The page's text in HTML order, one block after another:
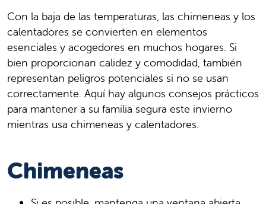
Con la baja de las temperaturas, las chimeneas y los
calentadores se convierten en elementos
esenciales y acogedores en muchos hogares. Si
bien proporcionan calidez y comodidad, también
representan peligros potenciales si no se usan
correctamente. Aquí hay algunos consejos prácticos
para mantener a su familia segura este invierno
mientras usa chimeneas y calentadores.
Chimeneas